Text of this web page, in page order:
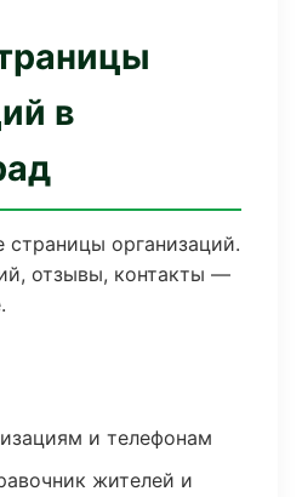
в
организаций.
отзывы, контакты —
и телефонам
жителей и